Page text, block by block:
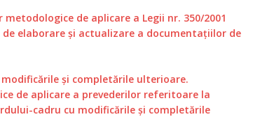
de aplicare a Legii nr. 350/2001
elaborare și actualizare a documentațiilor de
și completările ulterioare.
de aplicare a prevederilor referitoare la
cadru cu modificările și completările